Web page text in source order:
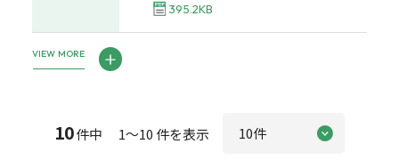
395.2KB
VIEW MORE
10件中 1～10 件を表示